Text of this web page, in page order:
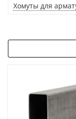
Хомуты для